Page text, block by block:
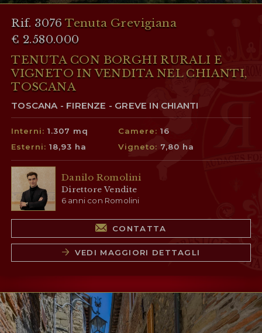
Rif. 3076Tenuta Grevigiana
€ 2.580.000
TENUTA CON BORGHI RURALI E
VIGNETO IN VENDITA NEL CHIANTI,
TOSCANA
TOSCANA - FIRENZE - GREVE IN CHIANTI
Interni:1.307 mq Camere:16
Esterni:18,93 ha Vigneto: 7,80 ha
Danilo Romolini
Direttore Vendite
6 anni con Romolini
CONTATTA
VEDI MAGGIORI DETTAGLI